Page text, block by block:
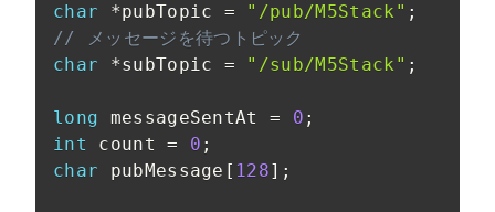
char
*pubTopic = "/pub/M5Stack" ;
// メッセージを待つトピック
char
*subTopic = "/sub/M5Stack" ;
long messageSentAt = 0 ;
int
count = 0 ;
char pubMessage [ 128] ;